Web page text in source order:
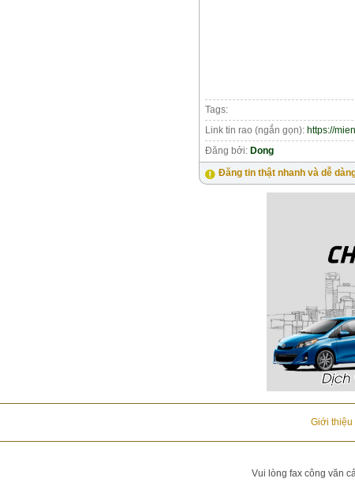
Tags:
Link tin rao (ngắn gọn): https://
Đăng bởi: Dong
Đăng tin thật nhanh và dễ
Giới thiệu
Vui lòng fax công văn